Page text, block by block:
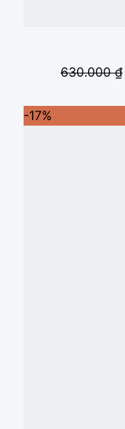
630.000₫
-17%